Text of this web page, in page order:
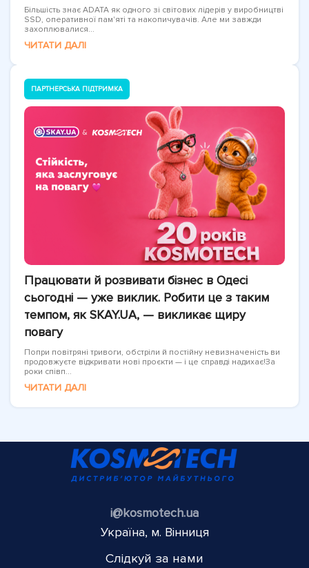
Більшість знає ADATA як одного зі світових лідерів у виробництві
SSD, оперативної пам'яті та накопичувачів. Але ми завжди
захоплювалися...
ЧИТАТИ ДАЛІ
ПАРТНЕРСЬКА ПІДТРИМКА
Працювати й розвивати бізнес в Одесі
сьогодні — уже виклик. Робити це з таким
темпом, як SKAY.UA, — викликає щиру
повагу
Попри повітряні тривоги, обстріли й постійну невизначеність ви
продовжуєте відкривати нові проєкти — і це справді надихає!За
роки співп...
ЧИТАТИ ДАЛІ
i@kosmotech.ua
Україна, м. Вінниця
Слідкуй за нами